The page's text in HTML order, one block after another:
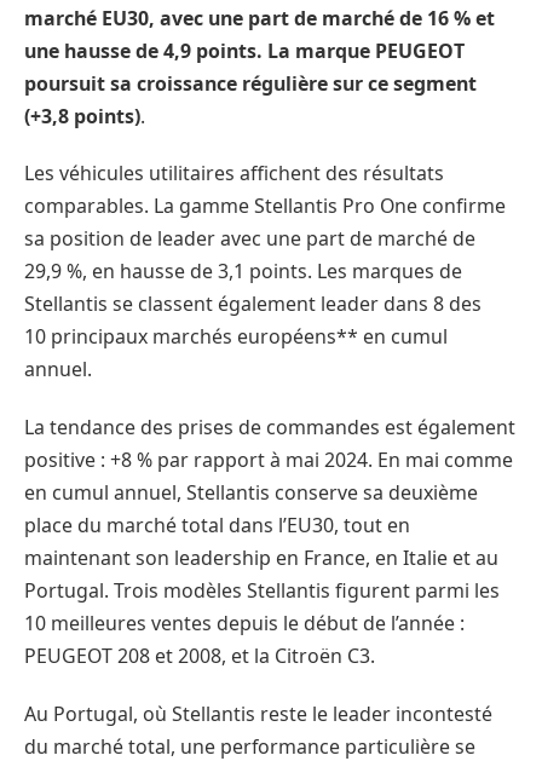
marché EU30, avec une part de marché de 16 % et
une hausse de 4,9 points. La marque PEUGEOT
poursuit sa croissance régulière sur ce segment
(+3,8 points).
Les véhicules utilitaires affichent des résultats
comparables. La gamme Stellantis Pro One confirme
sa position de leader avec une part de marché de
29,9 %, en hausse de 3,1 points. Les marques de
Stellantis se classent également leader dans 8 des
10 principaux marchés européens** en cumul
annuel.
La tendance des prises de commandes est également
positive : +8 % par rapport à mai 2024. En mai comme
en cumul annuel, Stellantis conserve sa deuxième
place du marché total dans l’EU30, tout en
maintenant son leadership en France, en Italie et au
Portugal. Trois modèles Stellantis figurent parmi les
10 meilleures ventes depuis le début de l’année :
PEUGEOT 208 et 2008, et la Citroën C3.
Au Portugal, où Stellantis reste le leader incontesté
du marché total, une performance particulière se